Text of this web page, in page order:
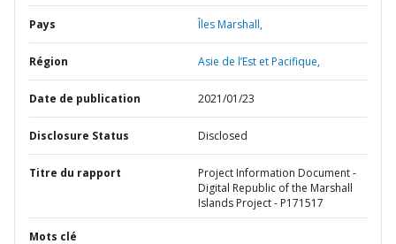
Pays Îles Marshall,
Région Asie de l’Est et Pacifique,
Date de publication 2021/01/23
Disclosure Status Disclosed
Titre du rapport
Project Information Document -
Digital Republic of the Marshall
Islands Project - P171517
Mots clé